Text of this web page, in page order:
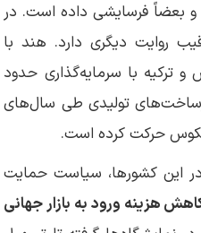
بعضاً فرسایشی داده است. در
روایت دیگری دارد. هند با
ترکیه با سرمایه‌گذاری حدود
زیرساخت‌های تولیدی طی سال‌های
این کشورها، سیاست حمایت
هزینه ورود به بازار جهانی